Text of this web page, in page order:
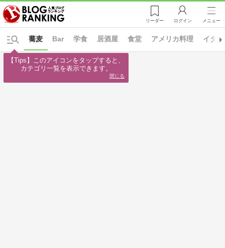
リーダー ログイン メニュー
Bar 学食 居酒屋 食堂 アメリカ料理 イタ
蕎麦